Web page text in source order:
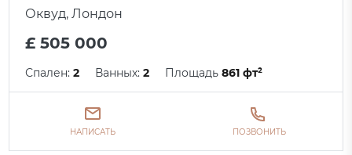
Оквуд, Лондон
£ 505 000
Спален:2 Ванных:2 Площадь861 фт²
НАПИСАТЬ ПОЗВОНИТЬ